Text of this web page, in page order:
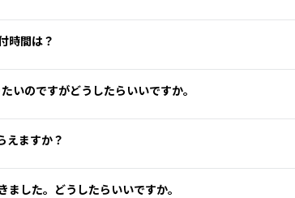
時間は？
いのですがどうしたらいいですか。
えますか？
した。どうしたらいいですか。